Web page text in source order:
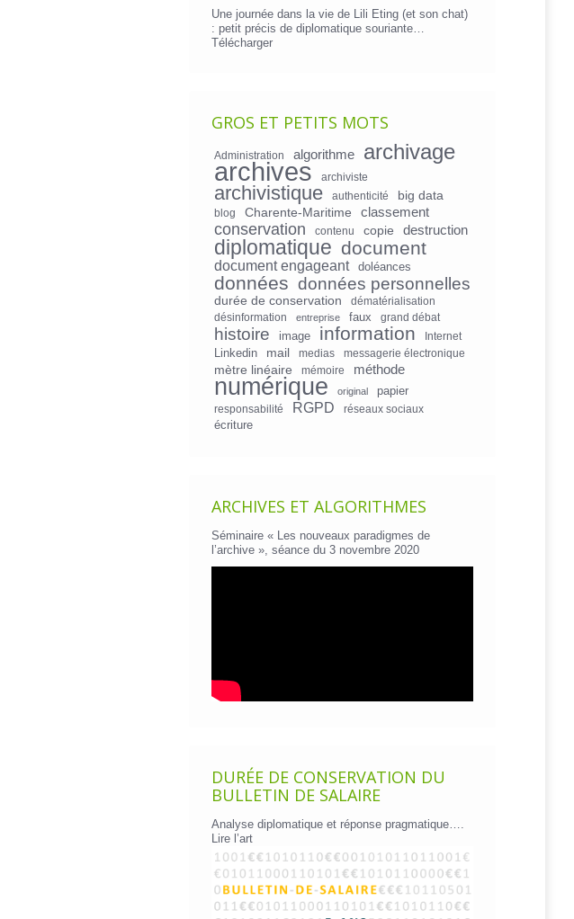
Une journée dans la vie de Lili Eting (et son chat)
: petit précis de diplomatique souriante…
Télécharger
GROS ET PETITS MOTS
Administration algorithme archivage
archives archiviste
archivistique authenticité big data
blog Charente-Maritime classement
conservation contenu copie destruction
diplomatique document
document engageant doléances
données données personnelles
durée de conservation
dématérialisation
désinformation
entreprise faux grand débat
histoire image information Internet
Linkedin mail medias messagerie électronique
mètre linéaire mémoire méthode
numérique original papier
responsabilité RGPD réseaux sociaux
écriture
ARCHIVES ET ALGORITHMES
Séminaire « Les nouveaux paradigmes de
l’archive », séance du 3 novembre 2020
DURÉE DE CONSERVATION DU
BULLETIN DE SALAIRE
Analyse diplomatique et réponse pragmatique….
Lire l’art